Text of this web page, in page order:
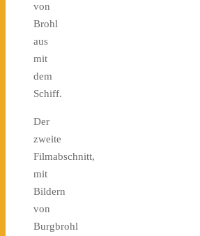
von
Brohl
aus
mit
dem
Schiff.
Der
zweite
Filmabschnitt,
mit
Bildern
von
Burgbrohl